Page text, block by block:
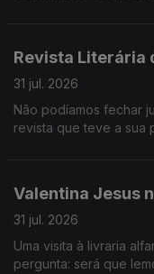
Revista Literária
31 jul. 2026
Não podíamos fechar
revista que teve a sua
Valentina Jesus
31 jul. 2026
Uma visita à livraria
pergunta: será que